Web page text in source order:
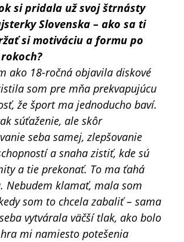
si pridala už svoj štrnásty
Slovenska – ako sa ti
si motiváciu a formu po
ako 18-ročná objavila diskové
som pre mňa prekvapujúcu
že šport ma jednoducho baví.
súťaženie, ale skôr
seba samej, zlepšovanie
a snaha zistiť, kde sú
a tie prekonať. To ma ťahá
Nebudem klamať, mala som
som to chcela zabaliť – sama
vytvárala väčší tlak, ako bolo
mi namiesto potešenia